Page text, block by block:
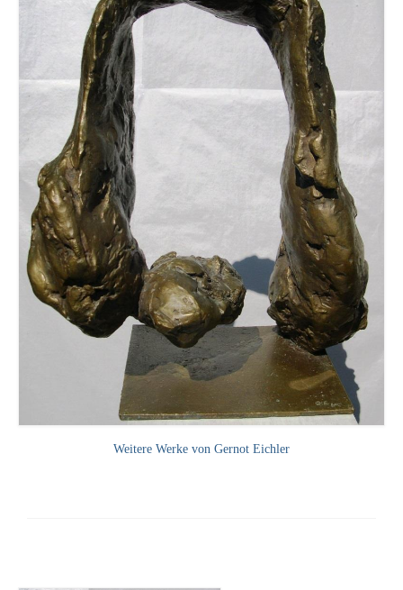
Leonhard Heinrich Hessel
George Paice
Johann Georg Strobel
Ludwig Martin Wilberg
Weitere Künstler nach 1945
Kunst 1900-1945
Walter Becker
Ernst Geitlinger
Erich Hartmann
Wilhelm von Hillern-Flinsch
Karl Otto Hy
Weitere Werke von Gernot Eichler